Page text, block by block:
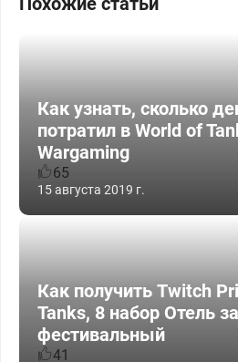
Как узнать, сколько
потратил в World of
Wargaming
65
15 августа 2019 г.
Как получить Twitch
Tanks, 8 набор Отель
фестивальный
41